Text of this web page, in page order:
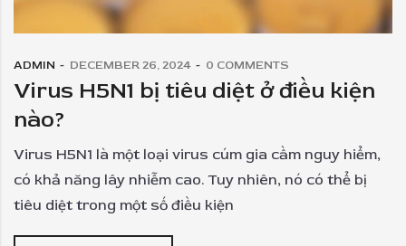
ADMIN DECEMBER 26, 2024 0 COMMENTS
Virus H5N1 bị tiêu diệt ở điều kiện
nào?
Virus H5N1 là một loại virus cúm gia cầm nguy hiểm,
có khả năng lây nhiễm cao. Tuy nhiên, nó có thể bị
tiêu diệt trong một số điều kiện